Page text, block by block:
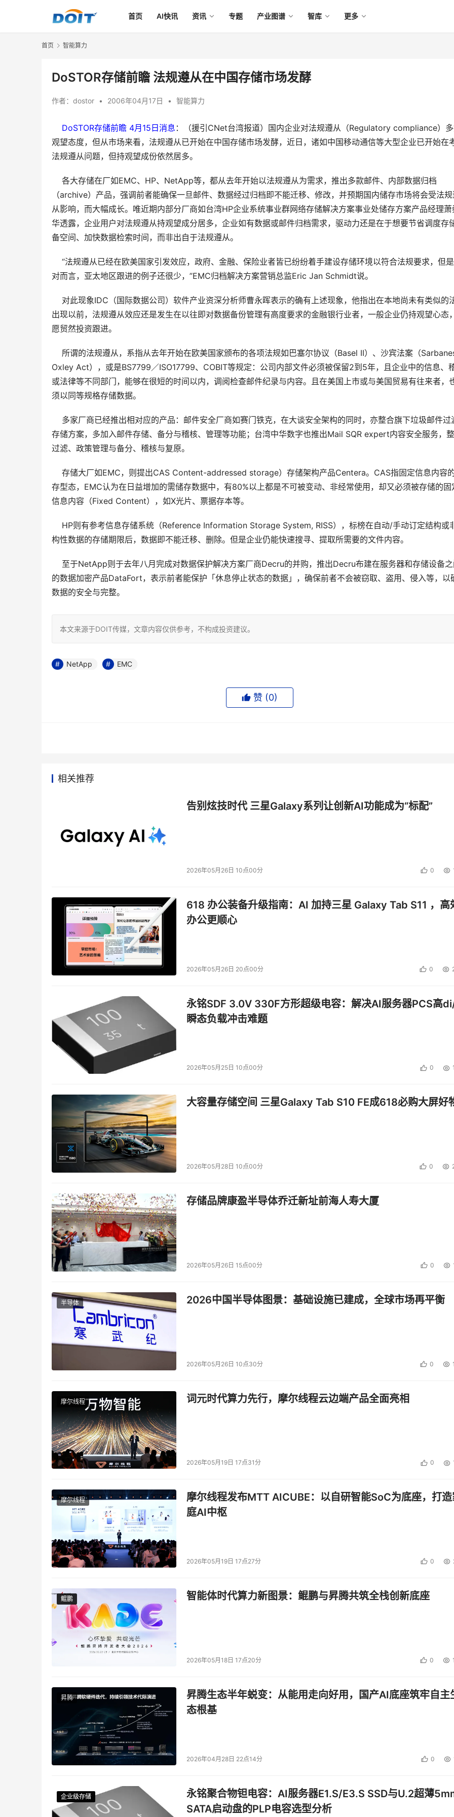
首页 AI快讯 资讯 专题 产业图谱 智库 更多
首页 智能算力
DoSTOR存储前瞻 法规遵从在中国存储市场发酵
作者： dostor • 2006年04月17日 • 智能算力
DoSTOR存储前瞻 4月15日消息 ：（援引CNet台湾报道）国内企业对法规遵从（Regulatory compliance）
观望态度，但从市场来看，法规遵从已开始在中国存储市场发酵，近日，诸如中国移动通信等大型企业已开始在
法规遵从问题，但持观望成份依然居多。
各大存储在厂如EMC、HP、NetApp等，都从去年开始以法规遵从为需求，推出多款邮件、内部数据归档
（archive）产品，强调前者能确保一旦邮件、数据经过归档即不能迁移、修改，并预期国内储存市场将会受法
从影响，而大幅成长。唯近期内部分厂商如台湾HP企业系统事业群网络存储解决方案事业处储存方案产品经理萧
华透露，企业用户对法规遵从持观望成分居多，企业如有数据或邮件归档需求，驱动力还是在于想要节省调度存
备空间、加快数据检索时间，而非出自于法规遵从。
“法规遵从已经在欧美国家引发效应，政府、金融、保险业者皆已纷纷着手建设存储环境以符合法规要求，但
对而言，亚太地区跟进的例子还很少，”EMC归档解决方案营销总监Eric Jan Schmidt说。
对此现象IDC（国际数据公司）软件产业资深分析师曹永晖表示的确有上述现象，他指出在本地尚未有类似的
出现以前，法规遵从效应还是发生在以往即对数据备份管理有高度要求的金融银行业者，一般企业仍持观望心态
愿贸然投资跟进。
所谓的法规遵从，系指从去年开始在欧美国家颁布的各项法规如巴塞尔协议（Basel II）、沙宾法案（
Oxley Act），或是BS7799／ISO17799、COBIT等规定：公司内部文件必须被保留2到5年，且企业中的信息、
或法律等不同部门，能够在很短的时间以内，调阅检查邮件纪录与内容。且在美国上市或与美国贸易有往来者，
须以同等规格存储数据。
多家厂商已经推出相对应的产品：邮件安全厂商如赛门铁克，在大谈安全架构的同时，亦整合旗下垃圾邮件过
存储方案，多加入邮件存储、备分与稽核、管理等功能；台湾中华数字也推出Mail SQR expert内容安全服务，
过滤、政策管理与备分、稽核与复原。
存储大厂如EMC，则提出CAS Content-addressed storage）存储架构产品Centera。CAS指固定信息内容
存型态，EMC认为在日益增加的需储存数据中，有80%以上都是不可被变动、非经常使用，却又必须被存储的固
信息内容（Fixed Content），如X光片、票据存本等。
HP则有参考信息存储系统（Reference Information Storage System, RISS），标榜在自动/手动订定结构或
构性数据的存储期限后，数据即不能迁移、删除。但是企业仍能快速搜寻、提取所需要的文件内容。
至于NetApp则于去年八月完成对数据保护解决方案厂商Decru的并购，推出Decru布建在服务器和存储设备之
的数据加密产品DataFort，表示前者能保护「休息停止状态的数据」，确保前者不会被窃取、盗用、侵入等，以
数据的安全与完整。
本文来源于DOIT传媒，文章内容仅供参考，不构成投资建议。
NetApp EMC
赞 (0)
相关推荐
告别炫技时代 三星Galaxy系列让创新AI功能成为“标配”
2026年05月26日 10点00分 0
618 办公装备升级指南：AI 加持三星 Galaxy Tab S11 ，高
办公更顺心
2026年05月26日 20点00分 0
永铭SDF 3.0V 330F方形超级电容：解决AI服务器PCS高
瞬态负载冲击难题
2026年05月25日 10点00分 0
大容量存储空间 三星Galaxy Tab S10 FE成618必购大屏好
2026年05月28日 10点00分 0
存储品牌康盈半导体乔迁新址前海人寿大厦
2026年05月26日 15点00分 0
半导体 2026中国半导体图景：基础设施已建成，全球市场再平衡
2026年05月26日 10点30分 0
摩尔线程 词元时代算力先行，摩尔线程云边端产品全面亮相
2026年05月19日 17点31分 0
摩尔线程
摩尔线程发布MTT AICUBE：以自研智能SoC为底座，打
庭AI中枢
2026年05月19日 17点27分 0
鲲鹏
鲲鹏 智能体时代算力新图景：鲲鹏与昇腾共筑全栈创新底座
2026年05月18日 17点20分 0
昇腾
昇腾生态半年蜕变：从能用走向好用，国产AI底座筑牢自主
态根基
2026年04月28日 22点14分 0
企业级存储
企业级存储
企业级存储
企业级存储
永铭聚合物钽电容：AI服务器E1.S/E3.S SSD与U.2超薄
SATA启动盘的PLP电容选型分析